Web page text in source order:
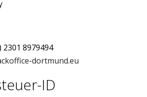
2301 8979494
dortmund.eu
ID